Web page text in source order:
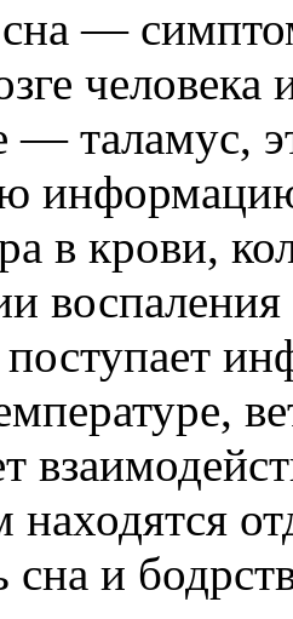
—
человека
— таламус,
в крови,
находятся
сна и